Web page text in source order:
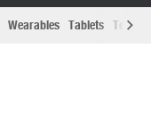
Wearables Tablets